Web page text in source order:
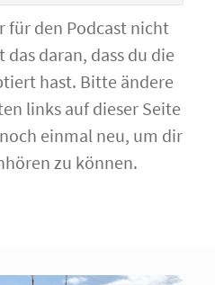
für den Podcast nicht
daran, dass du die
hast. Bitte ändere
links auf dieser Seite
einmal neu, um dir
zu können.